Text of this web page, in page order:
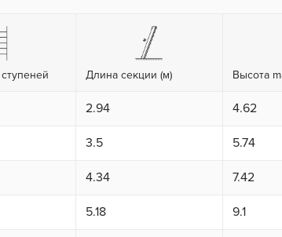
Длина секции (м) Высота
2.94 4.62
3.5 5.74
4.34 7.42
5.18 9.1